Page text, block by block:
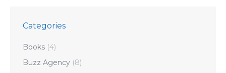
Categories
Books (4)
Buzz Agency (8)